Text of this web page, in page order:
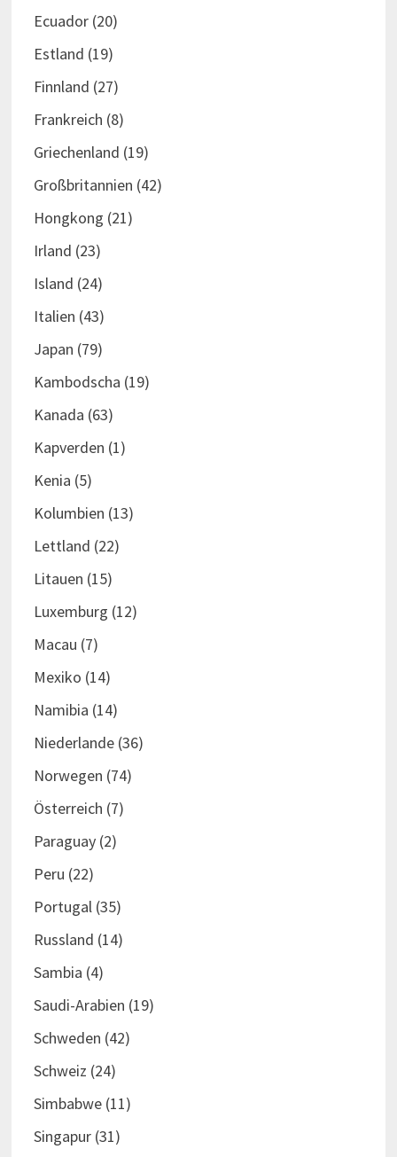
Ecuador(20)
Estland (19)
Finnland (27)
Frankreich (8)
Griechenland (19)
Großbritannien (42)
Hongkong (21)
Irland (23)
Island (24)
Italien (43)
Japan (79)
Kambodscha (19)
Kanada (63)
Kapverden (1)
Kenia (5)
Kolumbien (13)
Lettland (22)
Litauen (15)
Luxemburg (12)
Macau (7)
Mexiko (14)
Namibia (14)
Niederlande(36)
Norwegen (74)
Österreich (7)
Paraguay(2)
Peru (22)
Portugal(35)
Russland (14)
Sambia (4)
Saudi-Arabien (19)
Schweden (42)
Schweiz (24)
Simbabwe(11)
Singapur(31)